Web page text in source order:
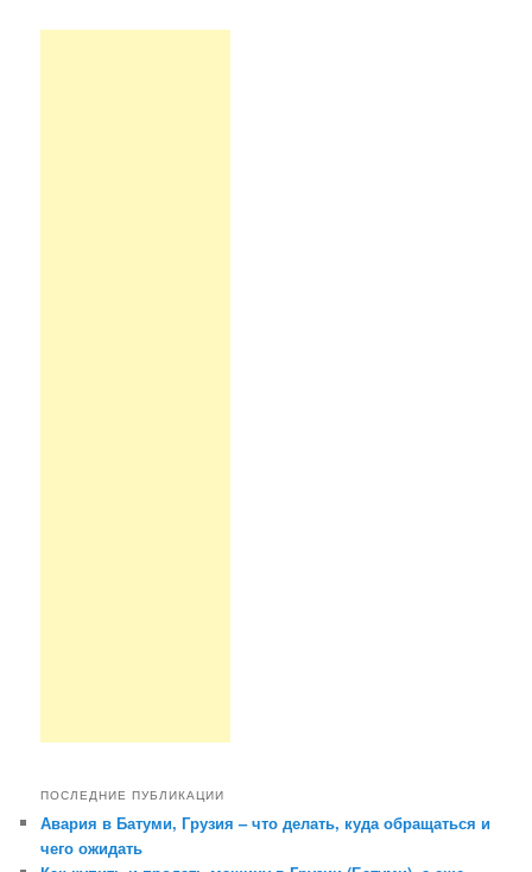
ПОСЛЕДНИЕ ПУБЛИКАЦИИ
Авария в Батуми, Грузия – что делать, куда обращаться и
чего ожидать